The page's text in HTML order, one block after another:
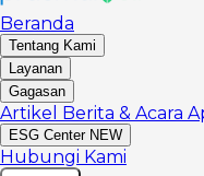
Beranda
Tentang Kami
Layanan
Gagasan
Artikel Berita & Acara
ESG Center NEW
Hubungi Kami